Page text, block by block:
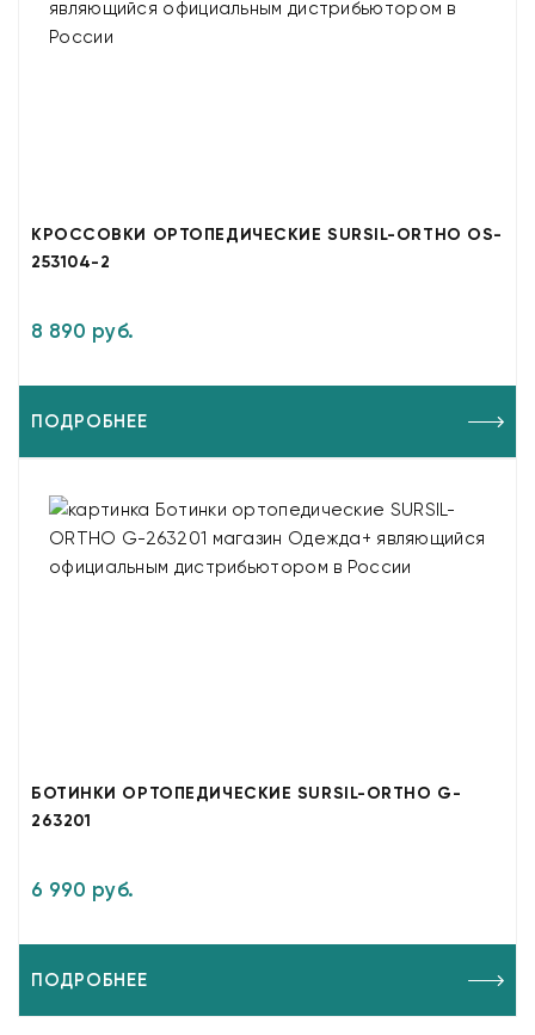
КРОССОВКИ ОРТОПЕДИЧЕСКИЕ SURSIL-ORTHO OS-
253104-2
8 890 руб.
ПОДРОБНЕЕ
БОТИНКИ ОРТОПЕДИЧЕСКИЕ SURSIL-ORTHO G-
263201
6 990 руб.
ПОДРОБНЕЕ